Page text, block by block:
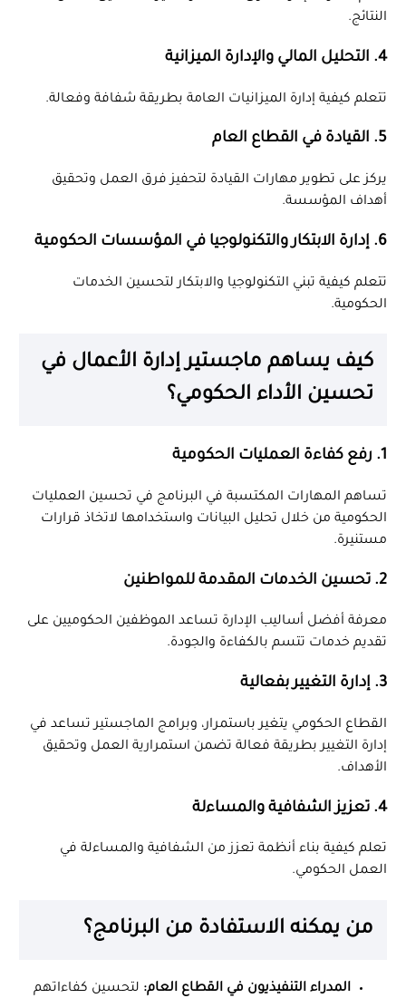
النتائج.
4. التحليل المالي والإدارة الميزانية
تتعلم كيفية إدارة الميزانيات العامة بطريقة شفافة وفعالة.
5. القيادة في القطاع العام
يركز على تطوير مهارات القيادة لتحفيز فرق العمل وتحقيق
أهداف المؤسسة.
6. إدارة الابتكار والتكنولوجيا في المؤسسات الحكومية
تتعلم كيفية تبني التكنولوجيا والابتكار لتحسين الخدمات
الحكومية.
كيف يساهم ماجستير إدارة الأعمال في
تحسين الأداء الحكومي؟
1. رفع كفاءة العمليات الحكومية
تساهم المهارات المكتسبة في البرنامج في تحسين العمليات
الحكومية من خلال تحليل البيانات واستخدامها لاتخاذ قرارات
مستنيرة.
2. تحسين الخدمات المقدمة للمواطنين
معرفة أفضل أساليب الإدارة تساعد الموظفين الحكوميين على
تقديم خدمات تتسم بالكفاءة والجودة.
3. إدارة التغيير بفعالية
القطاع الحكومي يتغير باستمرار، وبرامج الماجستير تساعد في
إدارة التغيير بطريقة فعالة تضمن استمرارية العمل وتحقيق
الأهداف.
4. تعزيز الشفافية والمساءلة
تعلم كيفية بناء أنظمة تعزز من الشفافية والمساءلة في
العمل الحكومي.
من يمكنه الاستفادة من البرنامج؟
المدراء التنفيذيون في القطاع العام: لتحسين كفاءاتهم